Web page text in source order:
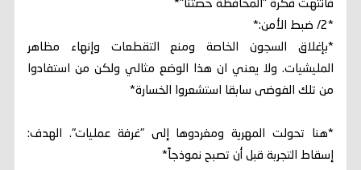
فانتهت فكرة "المحافظة حصتنا"*
*2/ ضبط الأمن:*
*بإغلاق السجون الخاصة ومنع التقطعات وإنهاء مظاهر
المليشيات. ولا يعني ان هذا الوضع مثالي ولكن من استفادوا
من تلك الفوضى سابقا استشعروا الخسارة*
*هنا تحولت المهرية ومغردوها إلى "غرفة عمليات". الهدف:
إسقاط التجربة قبل أن تصبح نموذجاً*